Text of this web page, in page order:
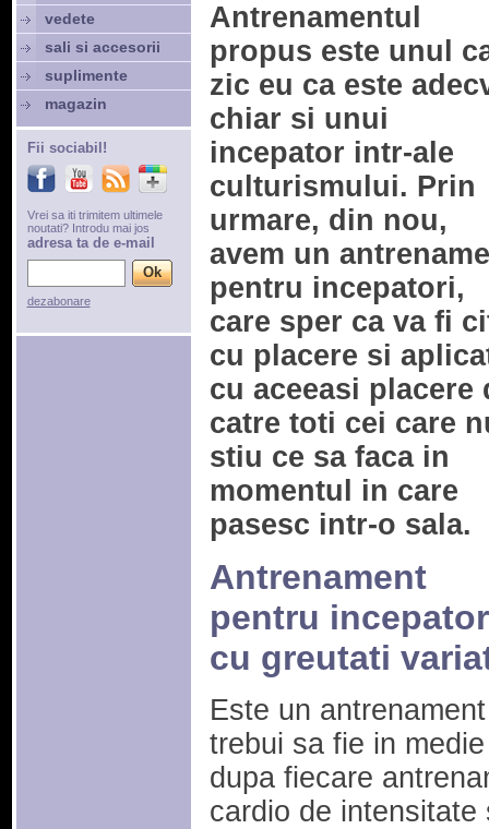
Antrenamentul
propus este unul
zic eu ca este
chiar si unui
incepator intr-ale
culturismului. Prin
urmare, din nou,
avem un
pentru incepatori,
care sper ca va fi
cu placere si
cu aceeasi placere
catre toti cei care
stiu ce sa faca in
momentul in care
pasesc intr-o sala.
Antrenament
pentru
cu greutati
Este un
trebui sa fie in
dupa fiecare
cardio de
vedete
sali si accesorii
suplimente
magazin
Fii sociabil!
Vrei sa iti trimitem ultimele
noutati? Introdu mai jos
adresa ta de e-mail
dezabonare